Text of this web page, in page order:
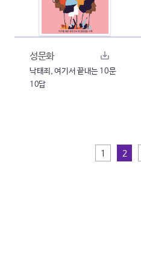
성문화
낙태죄, 여기서 끝내는 10문
10답
1 2